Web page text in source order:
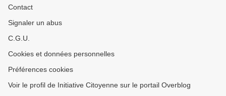
Contact
Signaler un abus
C.G.U.
Cookies et données personnelles
Préférences cookies
Voir le profil de Initiative Citoyenne sur le portail Overblog